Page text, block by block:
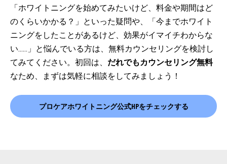
「ホワイトニングを始めてみたいけど、料金や期間はど
のくらいかかる？」といった疑問や、「今までホワイト
ニングをしたことがあるけど、効果がイマイチわからな
い……」と悩んでいる方は、無料カウンセリングを検討し
てみてください。初回は、 だれでもカウンセリング無料
なため、まずは気軽に相談をしてみましょう！
プロケアホワイトニング公式HPをチェックする